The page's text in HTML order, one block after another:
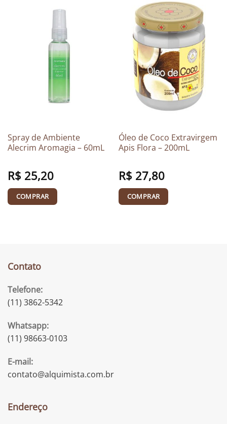
Spray de Ambiente
Alecrim Aromagia – 60mL
R$25,20
COMPRAR
Óleo de Coco Extravirgem
Apis Flora – 200mL
R$27,80
COMPRAR
Contato
Telefone:
(11) 3862-5342
Whatsapp:
(11) 98663-0103
E-mail:
contato@alquimista.com.br
Endereço